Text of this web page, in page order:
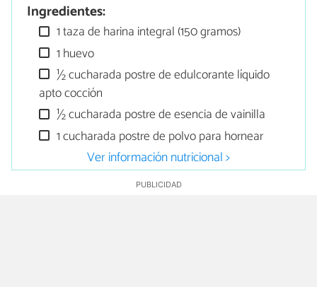
Ingredientes:
1 taza de harina integral (150 gramos)
1 huevo
½ cucharada postre de edulcorante líquido
apto cocción
½ cucharada postre de esencia de vainilla
1 cucharada postre de polvo para hornear
Ver información nutricional >